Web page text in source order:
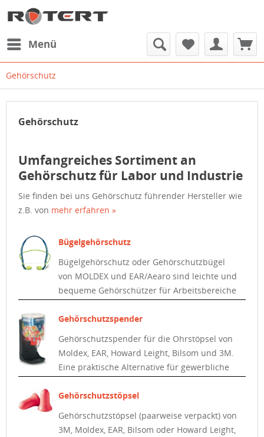
Menü
Gehörschutz
Gehörschutz
Umfangreiches Sortiment an
Gehörschutz für Labor und Industrie
Sie finden bei uns Gehörschutz führender Hersteller wie
z.B. von mehr erfahren »
Bügelgehörschutz
Bügelgehörschutz oder Gehörschutzbügel
von MOLDEX und EAR/Aearo sind leichte und
bequeme Gehörschützer für Arbeitsbereiche
Gehörschutzspender
Gehörschutzspender für die Ohrstöpsel von
Moldex, EAR, Howard Leight, Bilsom und 3M.
Eine praktische Alternative für gewerbliche
Gehörschutzstöpsel
Gehörschutzstöpsel (paarweise verpackt) von
3M, Moldex, EAR, Bilsom oder Howard Leight,